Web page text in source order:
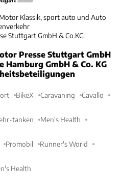
Klassik, sport auto und Auto
Stuttgart GmbH & Co.KG
Presse Stuttgart GmbH
Hamburg GmbH & Co. KG
BikeX Caravaning Cavallo
tanken Men's Health
Promobil Runner's World
Health